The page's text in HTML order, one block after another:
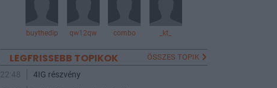
buythedip qw12qw combo _kt_
LEGFRISSEBB TOPIKOK ÖSSZES TOPIK
22:48
4IG részvény